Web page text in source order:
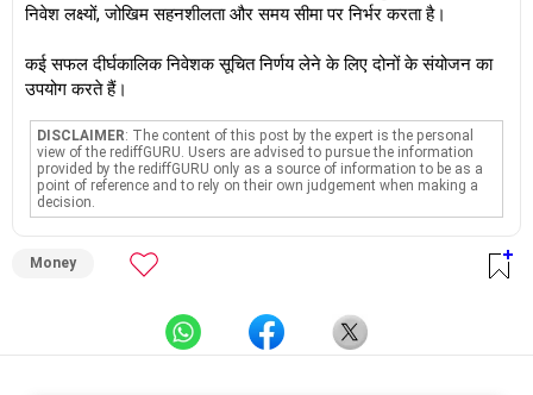
निवेश लक्ष्यों, जोखिम सहनशीलता और समय सीमा पर निर्भर करता है।
कई सफल दीर्घकालिक निवेशक सूचित निर्णय लेने के लिए दोनों के संयोजन का
उपयोग करते हैं।
DISCLAIMER: The content of this post by the expert is the personal
view of the rediffGURU. Users are advised to pursue the information
provided by the rediffGURU only as a source of information to be as a
point of reference and to rely on their own judgement when making a
decision.
Money